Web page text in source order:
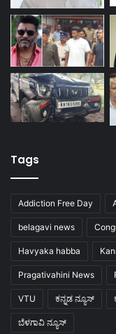
Tags
Addiction Free Day
belagavi news
Havyaka habba
Pragativahini News
VTU ಕನ್ನಡ ನ್ಯೂಸ್
ಬೆಳಗಾವಿ ನ್ಯೂಸ್